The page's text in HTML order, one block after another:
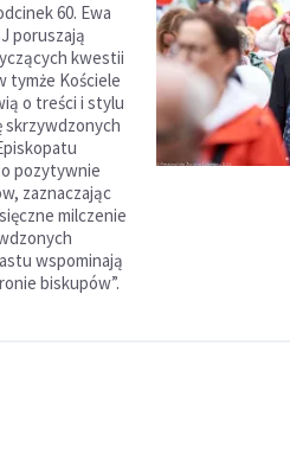
60. Ewa
poruszają
kwestii
tymże Kościele
o treści i stylu
skrzywdzonych
pozytywnie
zaznaczając
milczenie
wspominają
biskupów”.